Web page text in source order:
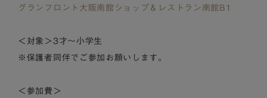
グランフロント大阪南館ショップ＆レストラン南館B1
＜対象＞3才～小学生
※保護者同伴でご参加お願いします。
＜参加費＞